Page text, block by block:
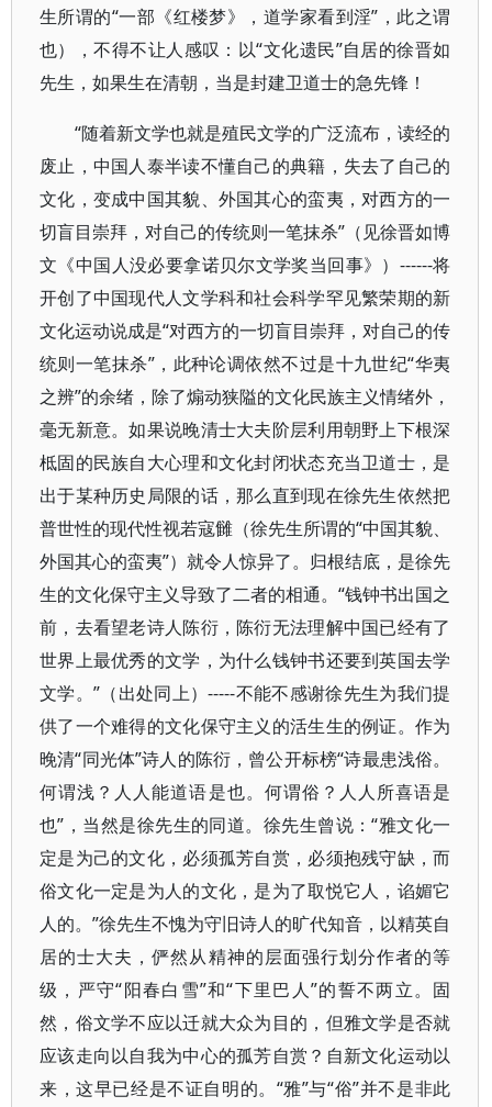
生所谓的“一部《红楼梦》，道学家看到淫”，此之谓
也），不得不让人感叹：以“文化遗民”自居的徐晋如
先生，如果生在清朝，当是封建卫道士的急先锋！
“随着新文学也就是殖民文学的广泛流布，读经的
废止，中国人泰半读不懂自己的典籍，失去了自己的
文化，变成中国其貌、外国其心的蛮夷，对西方的一
切盲目崇拜，对自己的传统则一笔抹杀”（见徐晋如博
文《中国人没必要拿诺贝尔文学奖当回事》）------将
开创了中国现代人文学科和社会科学罕见繁荣期的新
文化运动说成是“对西方的一切盲目崇拜，对自己的传
统则一笔抹杀”，此种论调依然不过是十九世纪“华夷
之辨”的余绪，除了煽动狭隘的文化民族主义情绪外，
毫无新意。如果说晚清士大夫阶层利用朝野上下根深
柢固的民族自大心理和文化封闭状态充当卫道士，是
出于某种历史局限的话，那么直到现在徐先生依然把
普世性的现代性视若寇雠（徐先生所谓的“中国其貌、
外国其心的蛮夷”）就令人惊异了。归根结底，是徐先
生的文化保守主义导致了二者的相通。“钱钟书出国之
前，去看望老诗人陈衍，陈衍无法理解中国已经有了
世界上最优秀的文学，为什么钱钟书还要到英国去学
文学。”（出处同上）-----不能不感谢徐先生为我们提
供了一个难得的文化保守主义的活生生的例证。作为
晚清“同光体”诗人的陈衍，曾公开标榜“诗最患浅俗。
何谓浅？人人能道语是也。何谓俗？人人所喜语是
也”，当然是徐先生的同道。徐先生曾说：“雅文化一
定是为己的文化，必须孤芳自赏，必须抱残守缺，而
俗文化一定是为人的文化，是为了取悦它人，谄媚它
人的。”徐先生不愧为守旧诗人的旷代知音，以精英自
居的士大夫，俨然从精神的层面强行划分作者的等
级，严守“阳春白雪”和“下里巴人”的誓不两立。固
然，俗文学不应以迁就大众为目的，但雅文学是否就
应该走向以自我为中心的孤芳自赏？自新文化运动以
来，这早已经是不证自明的。“雅”与“俗”并不是非此